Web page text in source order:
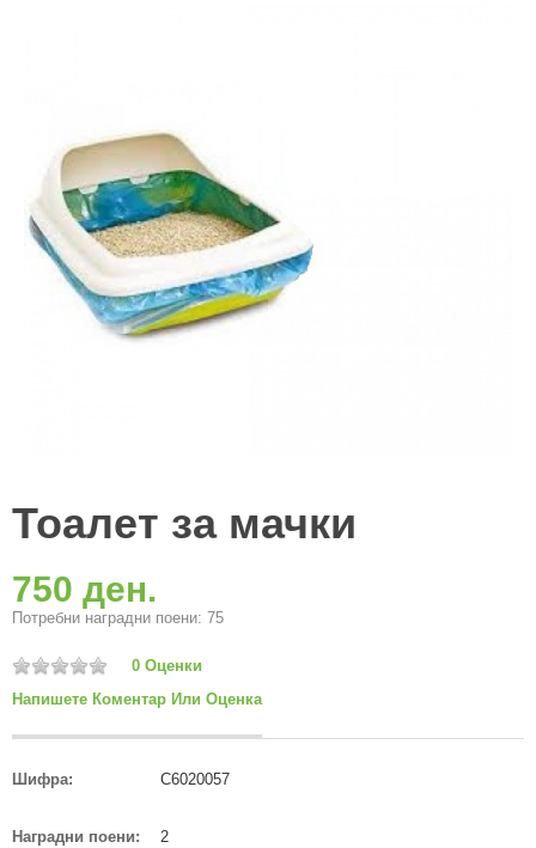
Тоалет за мачки
750 ден.
Потребни наградни поени: 75
0 Оценки
Напишете Коментар Или Оценка
Шифра: C6020057
Наградни поени: 2